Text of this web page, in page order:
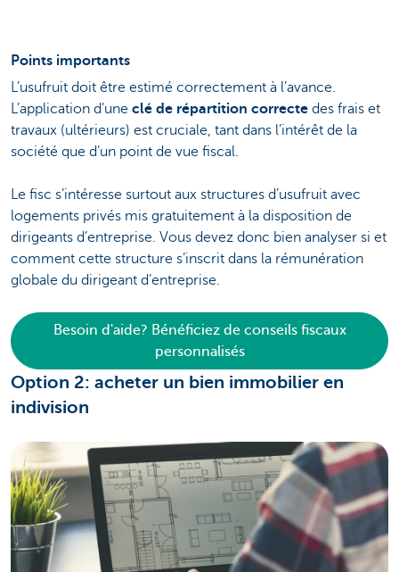
Points importants
L’usufruit doit être estimé correctement à l’avance.
L’application d’une clé de répartition correcte des frais et
travaux (ultérieurs) est cruciale, tant dans l’intérêt de la
société que d’un point de vue fiscal.
Le fisc s’intéresse surtout aux structures d’usufruit avec
logements privés mis gratuitement à la disposition de
dirigeants d’entreprise. Vous devez donc bien analyser si et
comment cette structure s’inscrit dans la rémunération
globale du dirigeant d’entreprise.
Besoin d'aide? Bénéficiez de conseils fiscaux
personnalisés
Option 2: acheter un bien immobilier en
indivision